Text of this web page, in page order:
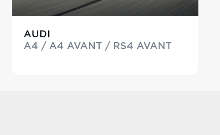
AUDI
A4 / A4 AVANT / RS4 AVANT